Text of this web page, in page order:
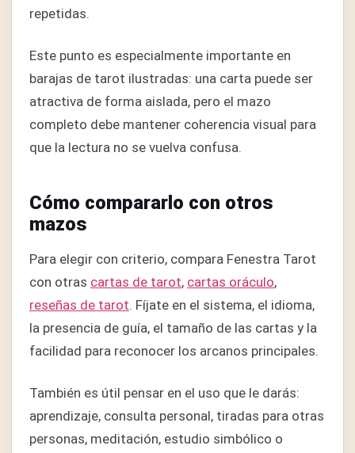
repetidas.
Este punto es especialmente importante en
barajas de tarot ilustradas: una carta puede ser
atractiva de forma aislada, pero el mazo
completo debe mantener coherencia visual para
que la lectura no se vuelva confusa.
Cómo compararlo con otros
mazos
Para elegir con criterio, compara Fenestra Tarot
con otras cartas de tarot, cartas oráculo,
reseñas de tarot. Fíjate en el sistema, el idioma,
la presencia de guía, el tamaño de las cartas y la
facilidad para reconocer los arcanos principales.
También es útil pensar en el uso que le darás:
aprendizaje, consulta personal, tiradas para otras
personas, meditación, estudio simbólico o